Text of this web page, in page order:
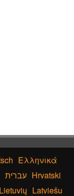
Ελληνικά
עברית Hrvatski
Lietuvių Latviešu